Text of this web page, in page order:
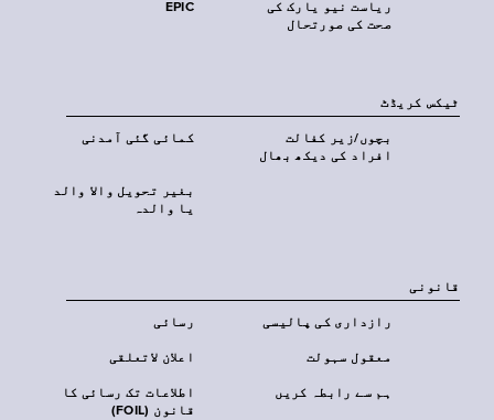
EPIC
ریاست نیو یارک کی
صحت کی صورتحال
ٹیکس کریڈٹ
کمائی گئی آمدنی
بچوں/زیر کفالت
افراد کی دیکھ بھال
بغیر تحویل والا والد
یا والدہ
قانونی
رسائی رازداری کی پالیسی
اعلان لاتعلقی معقول سہولت
اطلاعات تک رسائی کا
قانون (FOIL)
ہم سے رابطہ کریں